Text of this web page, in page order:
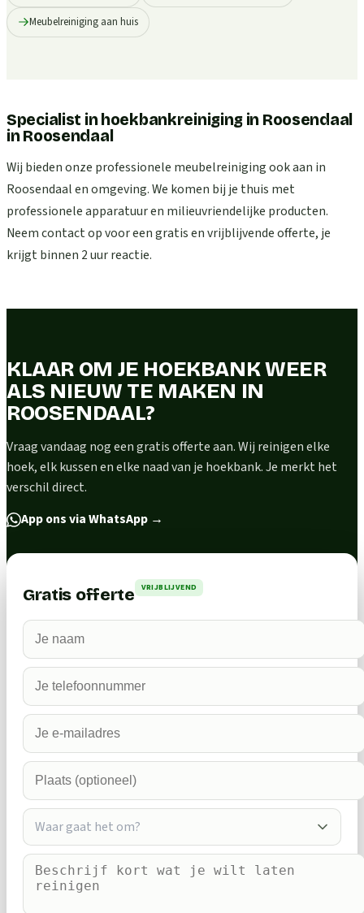
Meubelreiniging aan huis
Specialist in hoekbankreiniging in Roosendaal
inRoosendaal
Wij bieden onze professionele meubelreiniging ook aan in
Roosendaal en omgeving. We komen bij je thuis met
professionele apparatuur en milieuvriendelijke producten.
Neem contact op voor een gratis en vrijblijvende offerte, je
krijgt binnen 2 uur reactie.
KLAAR OM JE HOEKBANK WEER
ALS NIEUW TE MAKEN IN
ROOSENDAAL?
Vraag vandaag nog een gratis offerte aan. Wij reinigen elke
hoek, elk kussen en elke naad van je hoekbank. Je merkt het
verschil direct.
App ons via WhatsApp →
Gratis offerte VRIJBLIJVEND
Waar gaat het om?